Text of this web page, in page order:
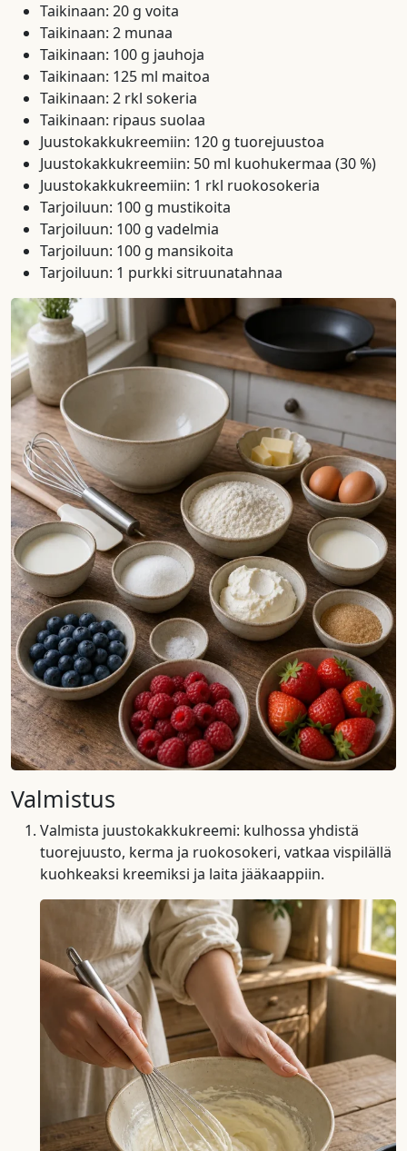
Taikinaan: 20 g voita
Taikinaan: 2 munaa
Taikinaan: 100 g jauhoja
Taikinaan: 125 ml maitoa
Taikinaan: 2 rkl sokeria
Taikinaan: ripaus suolaa
Juustokakkukreemiin: 120 g tuorejuustoa
Juustokakkukreemiin: 50 ml kuohukermaa (30 %)
Juustokakkukreemiin: 1 rkl ruokosokeria
Tarjoiluun: 100 g mustikoita
Tarjoiluun: 100 g vadelmia
Tarjoiluun: 100 g mansikoita
Tarjoiluun: 1 purkki sitruunatahnaa
Valmistus
Valmista juustokakkukreemi: kulhossa yhdistä
tuorejuusto, kerma ja ruokosokeri, vatkaa vispilällä
kuohkeaksi kreemiksi ja laita jääkaappiin.